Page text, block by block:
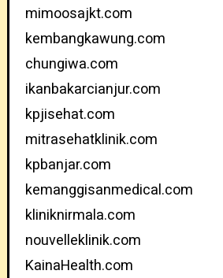
mimoosajkt.com
kembangkawung.com
chungiwa.com
ikanbakarcianjur.com
kpjisehat.com
mitrasehatklinik.com
kpbanjar.com
kemanggisanmedical.com
kliniknirmala.com
nouvelleklinik.com
KainaHealth.com